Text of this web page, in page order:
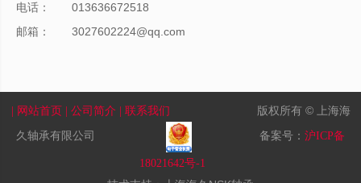
电话：
013636672518
邮箱：
3027602224@qq.com
| 网站首页 | 公司简介 | 联系我们
版权所有 © 上海海
久轴承有限公司
备案号： 沪ICP备
18021642号-1